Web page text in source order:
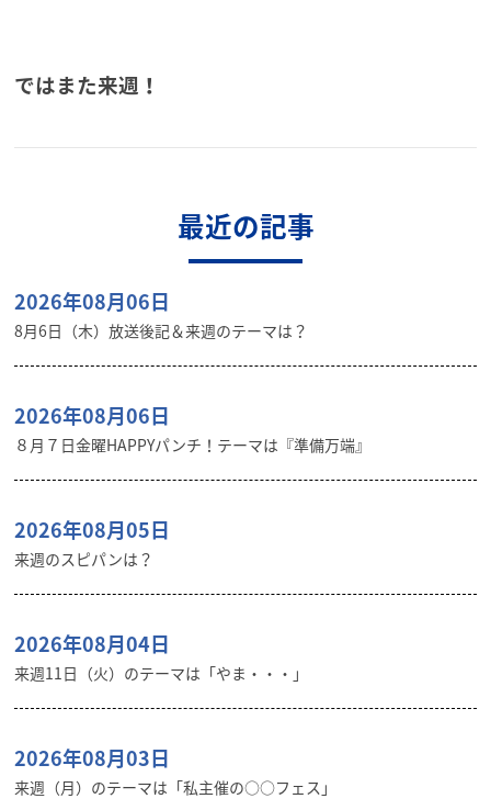
ではまた来週！
最近の記事
2026年08月06日
8月6日（木）放送後記＆来週のテーマは？
2026年08月06日
８月７日金曜HAPPYパンチ！テーマは『準備万端』
2026年08月05日
来週のスピパンは？
2026年08月04日
来週11日（火）のテーマは「やま・・・」
2026年08月03日
来週（月）のテーマは「私主催の○○フェス」